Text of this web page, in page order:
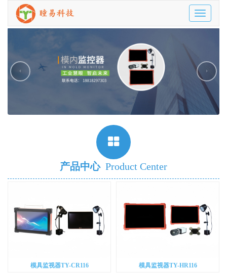
Toggle
‹ ›
产品中心 Product Center
模具监视器TY-CR116 模具监视器TY-HR116